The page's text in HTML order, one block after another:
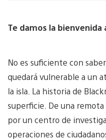
Te damos la bienvenida
No es suficiente con
quedará vulnerable a un
la isla. La historia de
superficie. De una remota
por un centro de
operaciones de